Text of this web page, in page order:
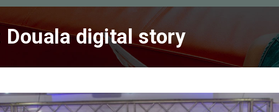
Douala digital story